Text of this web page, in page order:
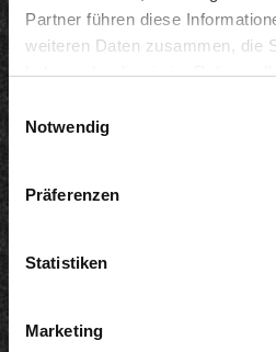
Partner führen diese
weiteren Daten zusammen, die
haben oder die sie im Rahmen
Cookies, wenn Sie unsere
Notwendig
Präferenzen
Statistiken
Marketing